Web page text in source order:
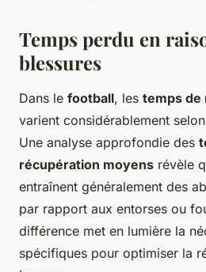
Temps perdu en
blessures
Dans le football, les temps de
varient considérablement
Une analyse approfondie des
récupération moyens révèle
entraînent généralement des
par rapport aux entorses ou
différence met en lumière la
spécifiques pour optimiser la